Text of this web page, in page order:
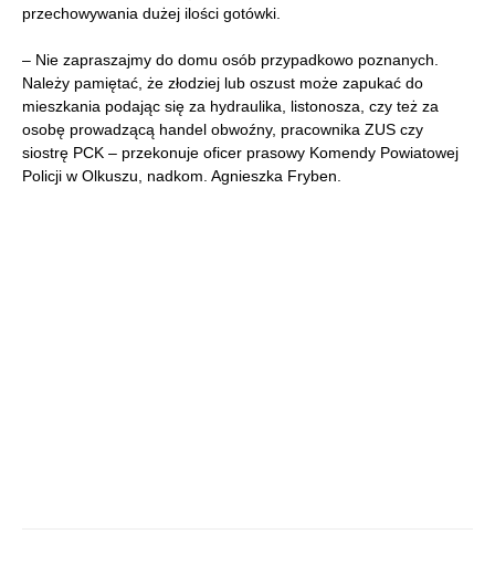
przechowywania dużej ilości gotówki.
– Nie zapraszajmy do domu osób przypadkowo poznanych.
Należy pamiętać, że złodziej lub oszust może zapukać do
mieszkania podając się za hydraulika, listonosza, czy też za
osobę prowadzącą handel obwoźny, pracownika ZUS czy
siostrę PCK – przekonuje oficer prasowy Komendy Powiatowej
Policji w Olkuszu, nadkom. Agnieszka Fryben.